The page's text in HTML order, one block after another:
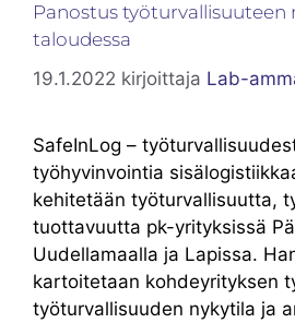
Panostus työturvallisuuteen
taloudessa
19.1.2022 kirjoittaja Lab-
SafeInLog –
työhyvinvointia
kehitetään työturvallisuutta,
tuottavuutta pk-yrityksissä
Uudellamaalla ja Lapissa.
kartoitetaan kohdeyrityksen
työturvallisuuden nykytila ja